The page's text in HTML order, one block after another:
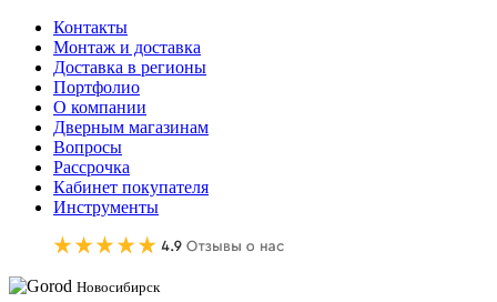
Контакты
Монтаж и доставка
Доставка в регионы
Портфолио
О компании
Дверным магазинам
Вопросы
Рассрочка
Кабинет покупателя
Инструменты
Новосибирск